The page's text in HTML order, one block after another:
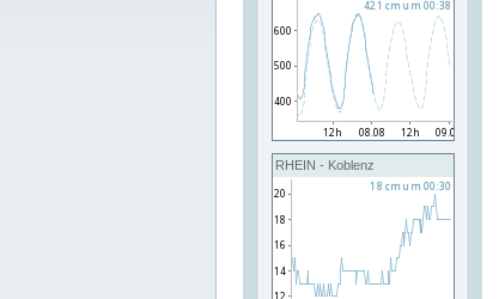
RHEIN - Koblenz